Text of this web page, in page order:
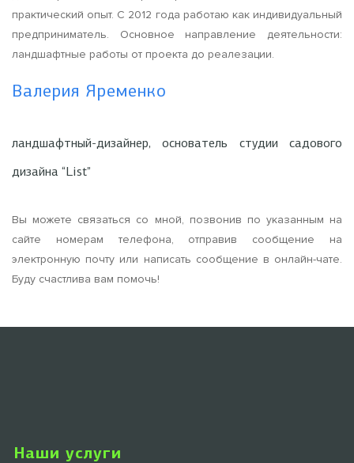
практический опыт. С 2012 года работаю как индивидуальный
предприниматель. Основное направление деятельности:
ландшафтные работы от проекта до реалезации.
Валерия Яременко
ландшафтный-дизайнер, основатель студии садового
дизайна “List”
Вы можете связаться со мной, позвонив по указанным на
сайте номерам телефона, отправив сообщение на
электронную почту или написать сообщение в онлайн-чате.
Буду счастлива вам помочь!
Наши услуги